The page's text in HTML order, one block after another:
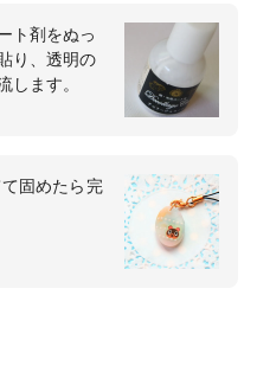
ト剤をぬっ
り、透明の
します。
固めたら完